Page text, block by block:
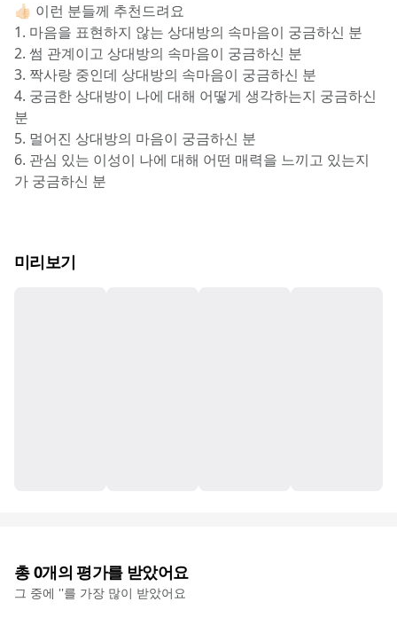
👍🏻 이런 분들께 추천드려요
1. 마음을 표현하지 않는 상대방의 속마음이 궁금하신 분
2. 썸 관계이고 상대방의 속마음이 궁금하신 분
3. 짝사랑 중인데 상대방의 속마음이 궁금하신 분
4. 궁금한 상대방이 나에 대해 어떻게 생각하는지 궁금하신
분
5. 멀어진 상대방의 마음이 궁금하신 분
6. 관심 있는 이성이 나에 대해 어떤 매력을 느끼고 있는지
가 궁금하신 분
미리보기
총0개의 평가를 받았어요
그 중에 ''를 가장 많이 받았어요